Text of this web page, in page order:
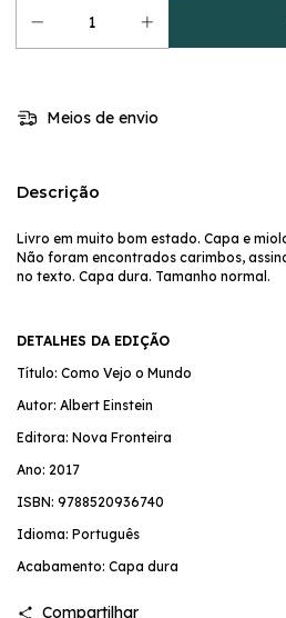
Meios de envio
Descrição
Livro em muito bom estado. Capa e
Não foram encontrados carimbos,
no texto. Capa dura. Tamanho normal.
DETALHES DA EDIÇÃO
Título: Como Vejo o Mundo
Autor: Albert Einstein
Editora: Nova Fronteira
Ano: 2017
ISBN: 9788520936740
Idioma: Português
Acabamento: Capa dura
Compartilhar